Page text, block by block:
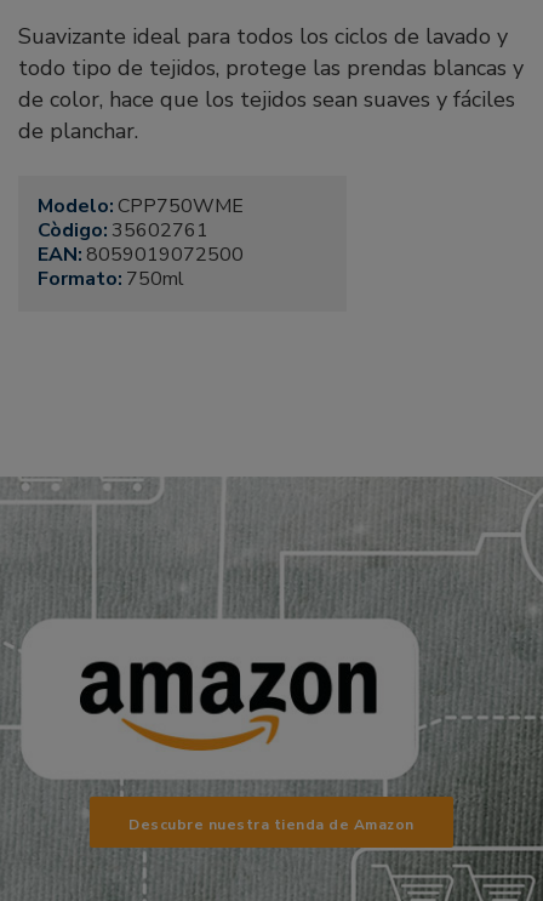
Suavizante ideal para todos los ciclos de lavado y
todo tipo de tejidos, protege las prendas blancas y
de color, hace que los tejidos sean suaves y fáciles
de planchar.
Modelo: CPP750WME
Còdigo: 35602761
EAN: 8059019072500
Formato: 750ml
Descubre nuestra tienda de Amazon